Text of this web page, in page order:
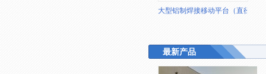
大型铝制焊接移动平台（直径
最新产品